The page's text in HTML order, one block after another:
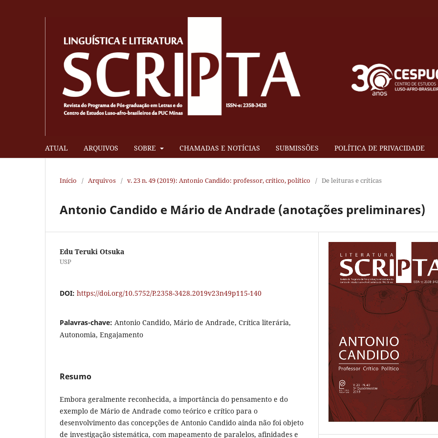
ATUAL ARQUIVOS SOBRE CHAMADAS E NOTÍCIAS SUBMISSÕES POLÍTICA DE PRIVACIDADE
Início / Arquivos / v. 23 n. 49 (2019): Antonio Candido: professor, crítico, político / De leituras e críticas
Antonio Candido e Mário de Andrade (anotações preliminares)
Edu Teruki Otsuka
USP
DOI: https://doi.org/10.5752/P.2358-3428.2019v23n49p115-140
Palavras-chave: Antonio Candido, Mário de Andrade, Crítica literária,
Autonomia, Engajamento
Resumo
Embora geralmente reconhecida, a importância do pensamento e do
exemplo de Mário de Andrade como teórico e crítico para o
desenvolvimento das concepções de Antonio Candido ainda não foi objeto
de investigação sistemática, com mapeamento de paralelos, afinidades e